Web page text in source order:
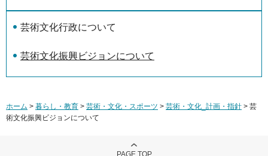
芸術文化行政について
芸術文化振興ビジョンについて
ホーム > 暮らし・教育 > 芸術・文化・スポーツ > 芸術・文化_計画・指針 > 芸
術文化振興ビジョンについて
PAGE TOP